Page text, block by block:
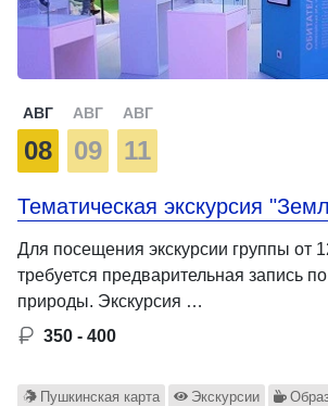
АВГ
08
АВГ
09
АВГ
11
Тематическая экскурсия
Для посещения экскурсии группы от
требуется предварительная запись
природы. Экскурсия …
350 - 400
Пушкинская карта Экскурсии